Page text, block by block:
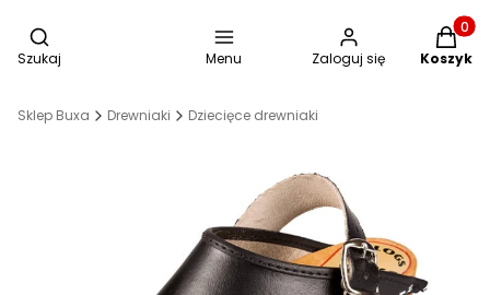
Otwórz wyszukiwarkę
Szukaj Menu Zaloguj się Koszyk
Sklep Buxa Drewniaki Dziecięce drewniaki